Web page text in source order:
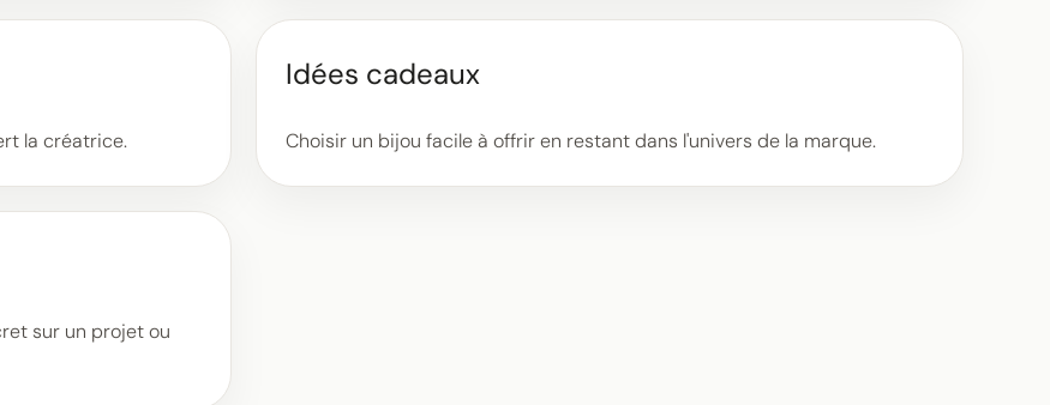
la créatrice.
Idées cadeaux
Choisir un bijou facile à offrir en restant dans l'univers de la marque.
sur un projet ou